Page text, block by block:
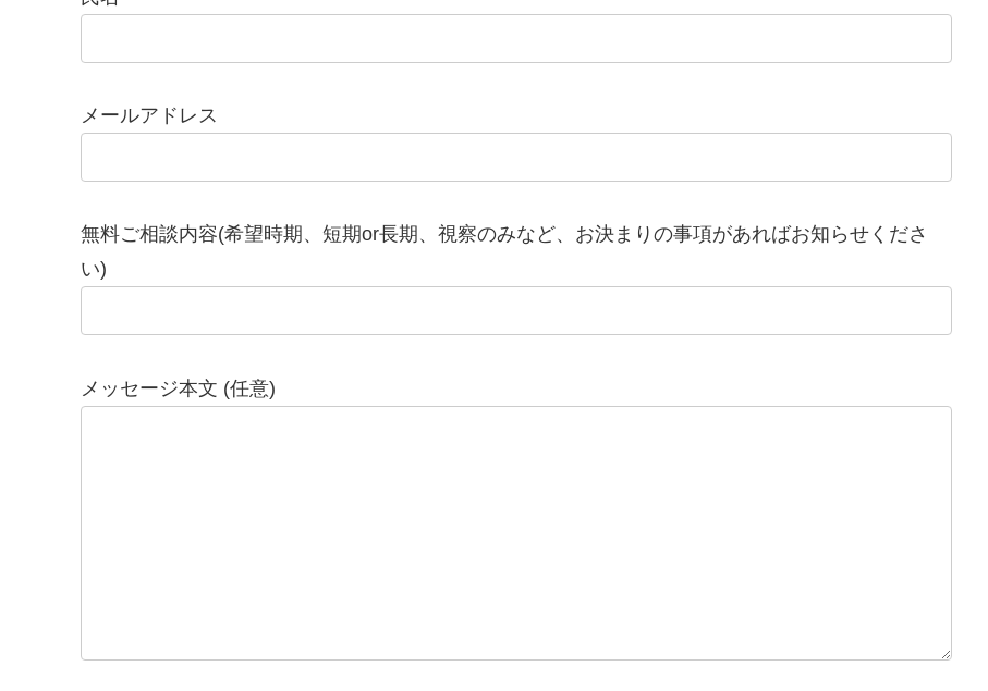
メールアドレス
無料ご相談内容(希望時期、短期or長期、視察のみなど、お決まりの事項があればお知らせくださ
い)
メッセージ本文 (任意)